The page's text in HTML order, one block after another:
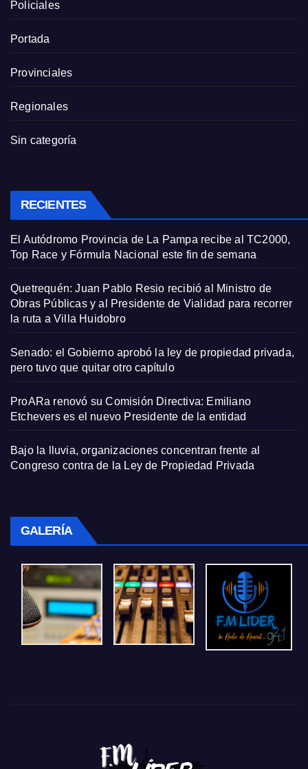
Policiales
Portada
Provinciales
Regionales
Sin categoría
RECIENTES
El Autódromo Provincia de La Pampa recibe al TC2000,
Top Race y Fórmula Nacional este fin de semana
Quetrequén: Juan Pablo Resio recibió al Ministro de
Obras Públicas y al Presidente de Vialidad para recorrer
la ruta a Villa Huidobro
Senado: el Gobierno aprobó la ley de propiedad privada,
pero tuvo que quitar otro capítulo
ProARa renovó su Comisión Directiva: Emiliano
Etchevers es el nuevo Presidente de la entidad
Bajo la lluvia, organizaciones concentran frente al
Congreso contra de la Ley de Propiedad Privada
GALERÍA